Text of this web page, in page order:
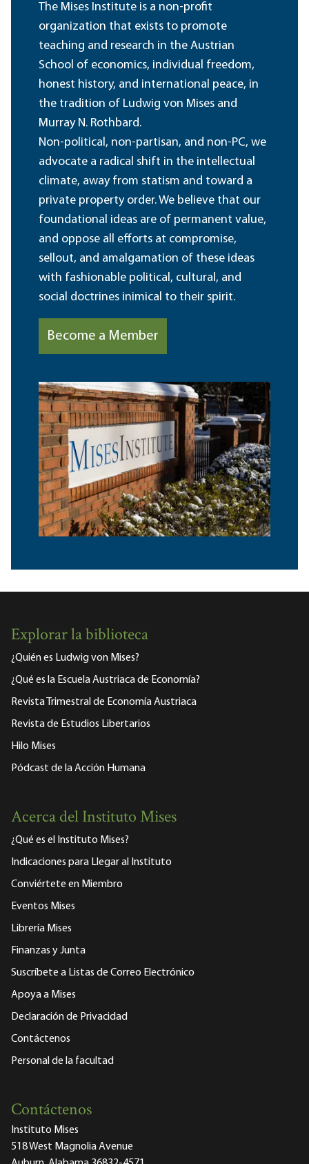
The Mises Institute is a non-profit
organization that exists to promote
teaching and research in the Austrian
School of economics, individual freedom,
honest history, and international peace, in
the tradition of Ludwig von Mises and
Murray N. Rothbard.
Non-political, non-partisan, and non-PC, we
advocate a radical shift in the intellectual
climate, away from statism and toward a
private property order. We believe that our
foundational ideas are of permanent value,
and oppose all efforts at compromise,
sellout, and amalgamation of these ideas
with fashionable political, cultural, and
social doctrines inimical to their spirit.
Become a Member
Explorar la biblioteca
¿Quién es Ludwig von Mises?
¿Qué es la Escuela Austriaca de Economía?
Revista Trimestral de Economía Austriaca
Revista de Estudios Libertarios
Hilo Mises
Pódcast de la Acción Humana
Acerca del Instituto Mises
¿Qué es el Instituto Mises?
Indicaciones para Llegar al Instituto
Conviértete en Miembro
Eventos Mises
Librería Mises
Finanzas y Junta
Suscríbete a Listas de Correo Electrónico
Apoya a Mises
Declaración de Privacidad
Contáctenos
Personal de la facultad
Contáctenos
Instituto Mises
518 West Magnolia Avenue